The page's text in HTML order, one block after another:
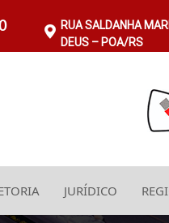
RUA SALDANHA
DEUS – POA/RS
JURÍDICO